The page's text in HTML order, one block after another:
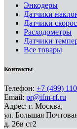
Энкодеры
Датчики
Датчики
Расходометры
Датчики
Все товары
Контакты
Телефон: +7 (499)
Email: pr@ifm-rf.ru
Адрес: г. Москва,
ул. Большая
д. 26в ст2